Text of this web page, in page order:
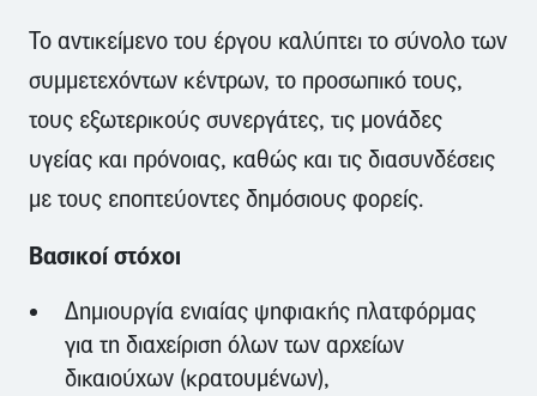
Το αντικείμενο του έργου καλύπτει το σύνολο των
συμμετεχόντων κέντρων, το προσωπικό τους,
τους εξωτερικούς συνεργάτες, τις μονάδες
υγείας και πρόνοιας, καθώς και τις διασυνδέσεις
με τους εποπτεύοντες δημόσιους φορείς.
Βασικοί στόχοι
Δημιουργία ενιαίας ψηφιακής πλατφόρμας
για τη διαχείριση όλων των αρχείων
δικαιούχων (κρατουμένων),